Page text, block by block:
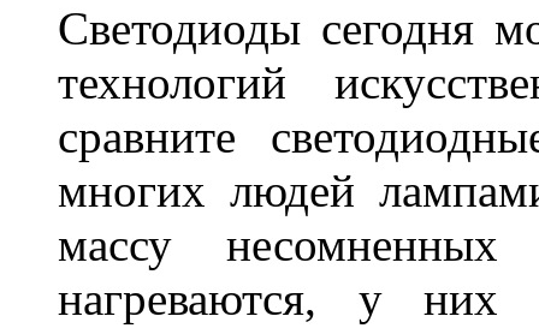
Светодиоды сегодня
технологий
сравните
многих людей
массу
нагреваются, у них